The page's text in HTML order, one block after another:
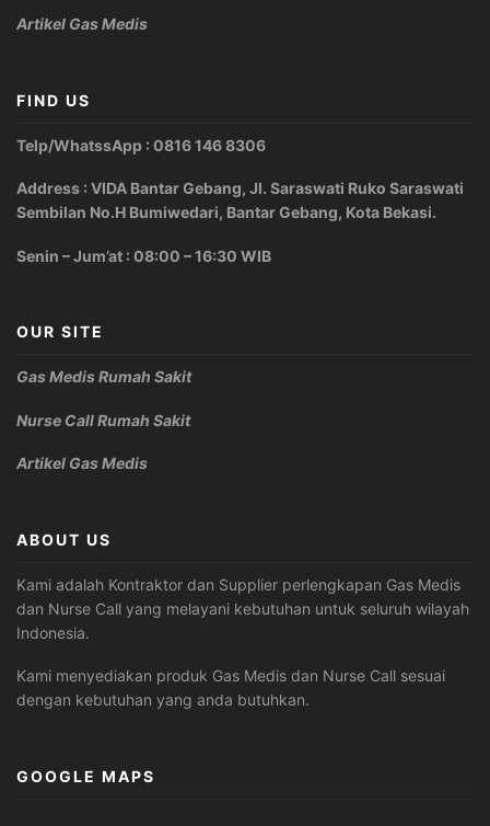
Artikel Gas Medis
FIND US
Telp/WhatssApp : 0816 146 8306
Address : VIDA Bantar Gebang, Jl. Saraswati Ruko Saraswati
Sembilan No.H Bumiwedari, Bantar Gebang, Kota Bekasi.
Senin – Jum’at : 08:00 – 16:30 WIB
OUR SITE
Gas Medis Rumah Sakit
Nurse Call Rumah Sakit
Artikel Gas Medis
ABOUT US
Kami adalah Kontraktor dan Supplier perlengkapan Gas Medis
dan Nurse Call yang melayani kebutuhan untuk seluruh wilayah
Indonesia.
Kami menyediakan produk Gas Medis dan Nurse Call sesuai
dengan kebutuhan yang anda butuhkan.
GOOGLE MAPS